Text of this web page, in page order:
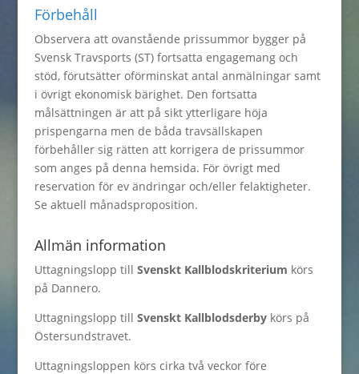
Förbehåll
Observera att ovanstående prissummor bygger på
Svensk Travsports (ST) fortsatta engagemang och
stöd, förutsätter oförminskat antal anmälningar samt
i övrigt ekonomisk bärighet. Den fortsatta
målsättningen är att på sikt ytterligare höja
prispengarna men de båda travsällskapen
förbehåller sig rätten att korrigera de prissummor
som anges på denna hemsida. För övrigt med
reservation för ev ändringar och/eller felaktigheter.
Se aktuell månadsproposition.
Allmän information
Uttagningslopp till Svenskt Kallblodskriterium körs
på Dannero.
Uttagningslopp till Svenskt Kallblodsderbykörs på
Östersundstravet.
Uttagningsloppen körs cirka två veckor före